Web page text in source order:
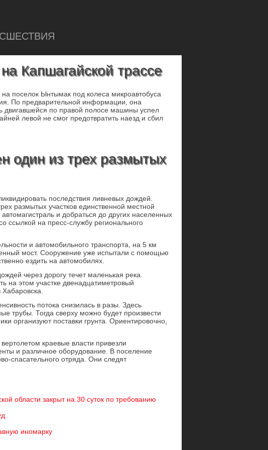
Капшагайской трассе
поселок Ынтымак под колеса микроавтобуса
По предварительной информации, она
двигавшейся по правой полосе машины успел
левой не смог предотвратить наезд и сбил
один из трех размытых
последствия ливневых дождей.
размытых участков единственной местной
и добраться до других населенных
ссылкой на пресс-службу регионального
и автомобильного транспорта, на 5 км
мост. Сооружение уже испытали с помощью
ездить на автомобилях.
через дорогу течет маленькая река.
на этом участке двенадцатиметровый
потока снизилась в разы. Здесь
трубы. Тогда сверху можно будет произвести
организуют поставки грунта. Ориентировочно,
краевые власти привезли
и различное оборудование. В поселение
спасательного отряда. Они следят
области закрыт на 30 суток по требованию
иномарку